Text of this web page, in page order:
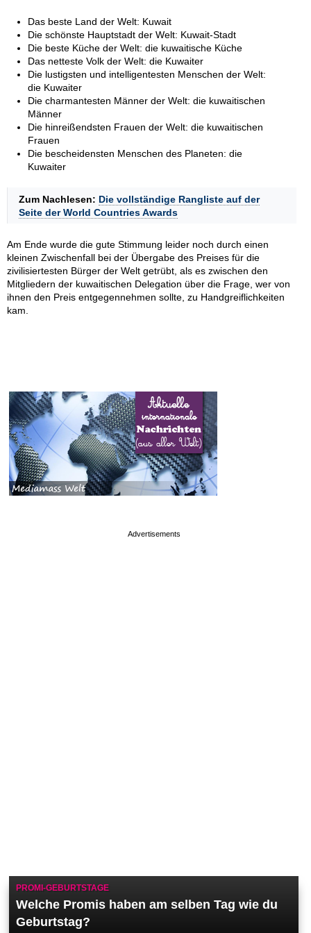
Das beste Land der Welt: Kuwait
Die schönste Hauptstadt der Welt: Kuwait-Stadt
Die beste Küche der Welt: die kuwaitische Küche
Das netteste Volk der Welt: die Kuwaiter
Die lustigsten und intelligentesten Menschen der Welt:
die Kuwaiter
Die charmantesten Männer der Welt: die kuwaitischen
Männer
Die hinreißendsten Frauen der Welt: die kuwaitischen
Frauen
Die bescheidensten Menschen des Planeten: die
Kuwaiter
Zum Nachlesen: Die vollständige Rangliste auf der
Seite der World Countries Awards
Am Ende wurde die gute Stimmung leider noch durch einen
kleinen Zwischenfall bei der Übergabe des Preises für die
zivilisiertesten Bürger der Welt getrübt, als es zwischen den
Mitgliedern der kuwaitischen Delegation über die Frage, wer von
ihnen den Preis entgegennehmen sollte, zu Handgreiflichkeiten
kam.
PROMI-GEBURTSTAGE
Welche Promis haben am selben Tag wie du
Geburtstag?